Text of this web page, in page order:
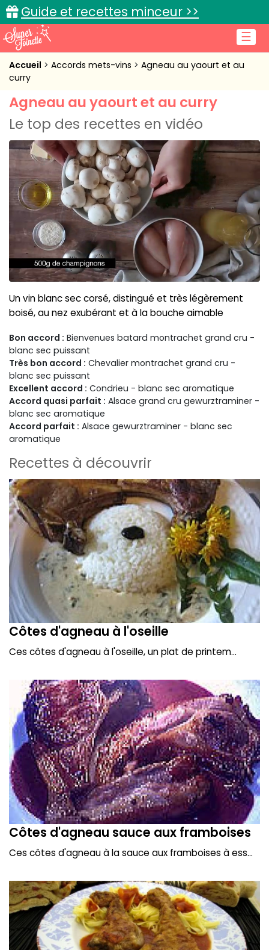
☰
Guide et recettes minceur >>
Accueil
Cuisine pratique
L'actu cuisine
Connexion
Accueil Accords mets-vins
Agneau au yaourt et au
curry
Agneau au yaourt et au curry
Le top des recettes en vidéo
Un vin blanc sec corsé, distingué et très légèrement
boisé, au nez exubérant et à la bouche aimable
Bon accord : Bienvenues batard montrachet grand cru -
blanc sec puissant
Très bon accord : Chevalier montrachet grand cru -
blanc sec puissant
Excellent accord : Condrieu - blanc sec aromatique
Accord quasi parfait : Alsace grand cru gewurztraminer -
blanc sec aromatique
Accord parfait : Alsace gewurztraminer - blanc sec
aromatique
Recettes à découvrir
Côtes d'agneau à l'oseille
Ces côtes d'agneau à l'oseille, un plat de printem...
Côtes d'agneau sauce aux framboises
Ces côtes d'agneau à la sauce aux framboises à ess...